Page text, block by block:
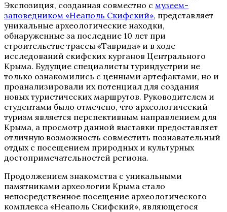
Экспозиция, созданная совместно с музеем-
заповедником «Неаполь Скифский», представляет
уникальные археологические находки,
обнаруженные за последние 10 лет при
строительстве трассы «Таврида» и в ходе
исследований скифских курганов Центрального
Крыма. Будущие специалисты туриндустрии не
только ознакомились с ценными артефактами, но и
проанализировали их потенциал для создания
новых туристических маршрутов. Руководителем и
студентами было отмечено, что археологический
туризм является перспективным направлением для
Крыма, а просмотр данной выставки предоставляет
отличную возможность совместить познавательный
отдых с посещением природных и культурных
достопримечательностей региона.
Продолжением знакомства с уникальными
памятниками археологии Крыма стало
непосредственное посещение археологического
комплекса «Неаполь Скифский», являющегося